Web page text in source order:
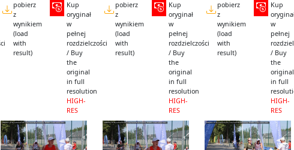
pobierz
z
wynikiem
(load
with
result)
Kup
oryginał
w
pełnej
rozdzielczości
/ Buy
the
original
in full
resolution
HIGH-
RES
pobierz
z
wynikiem
(load
with
result)
Kup
oryginał
w
pełnej
rozdzielczości
/ Buy
the
original
in full
resolution
HIGH-
RES
pobierz
z
wynikiem
(load
with
result)
Kup
w
pełnej
/ Buy
the
original
in full
HIGH-
RES